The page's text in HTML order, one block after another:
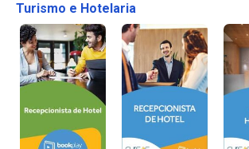
Turismo e Hotelaria